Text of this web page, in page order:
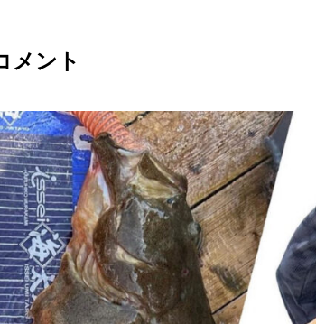
メント